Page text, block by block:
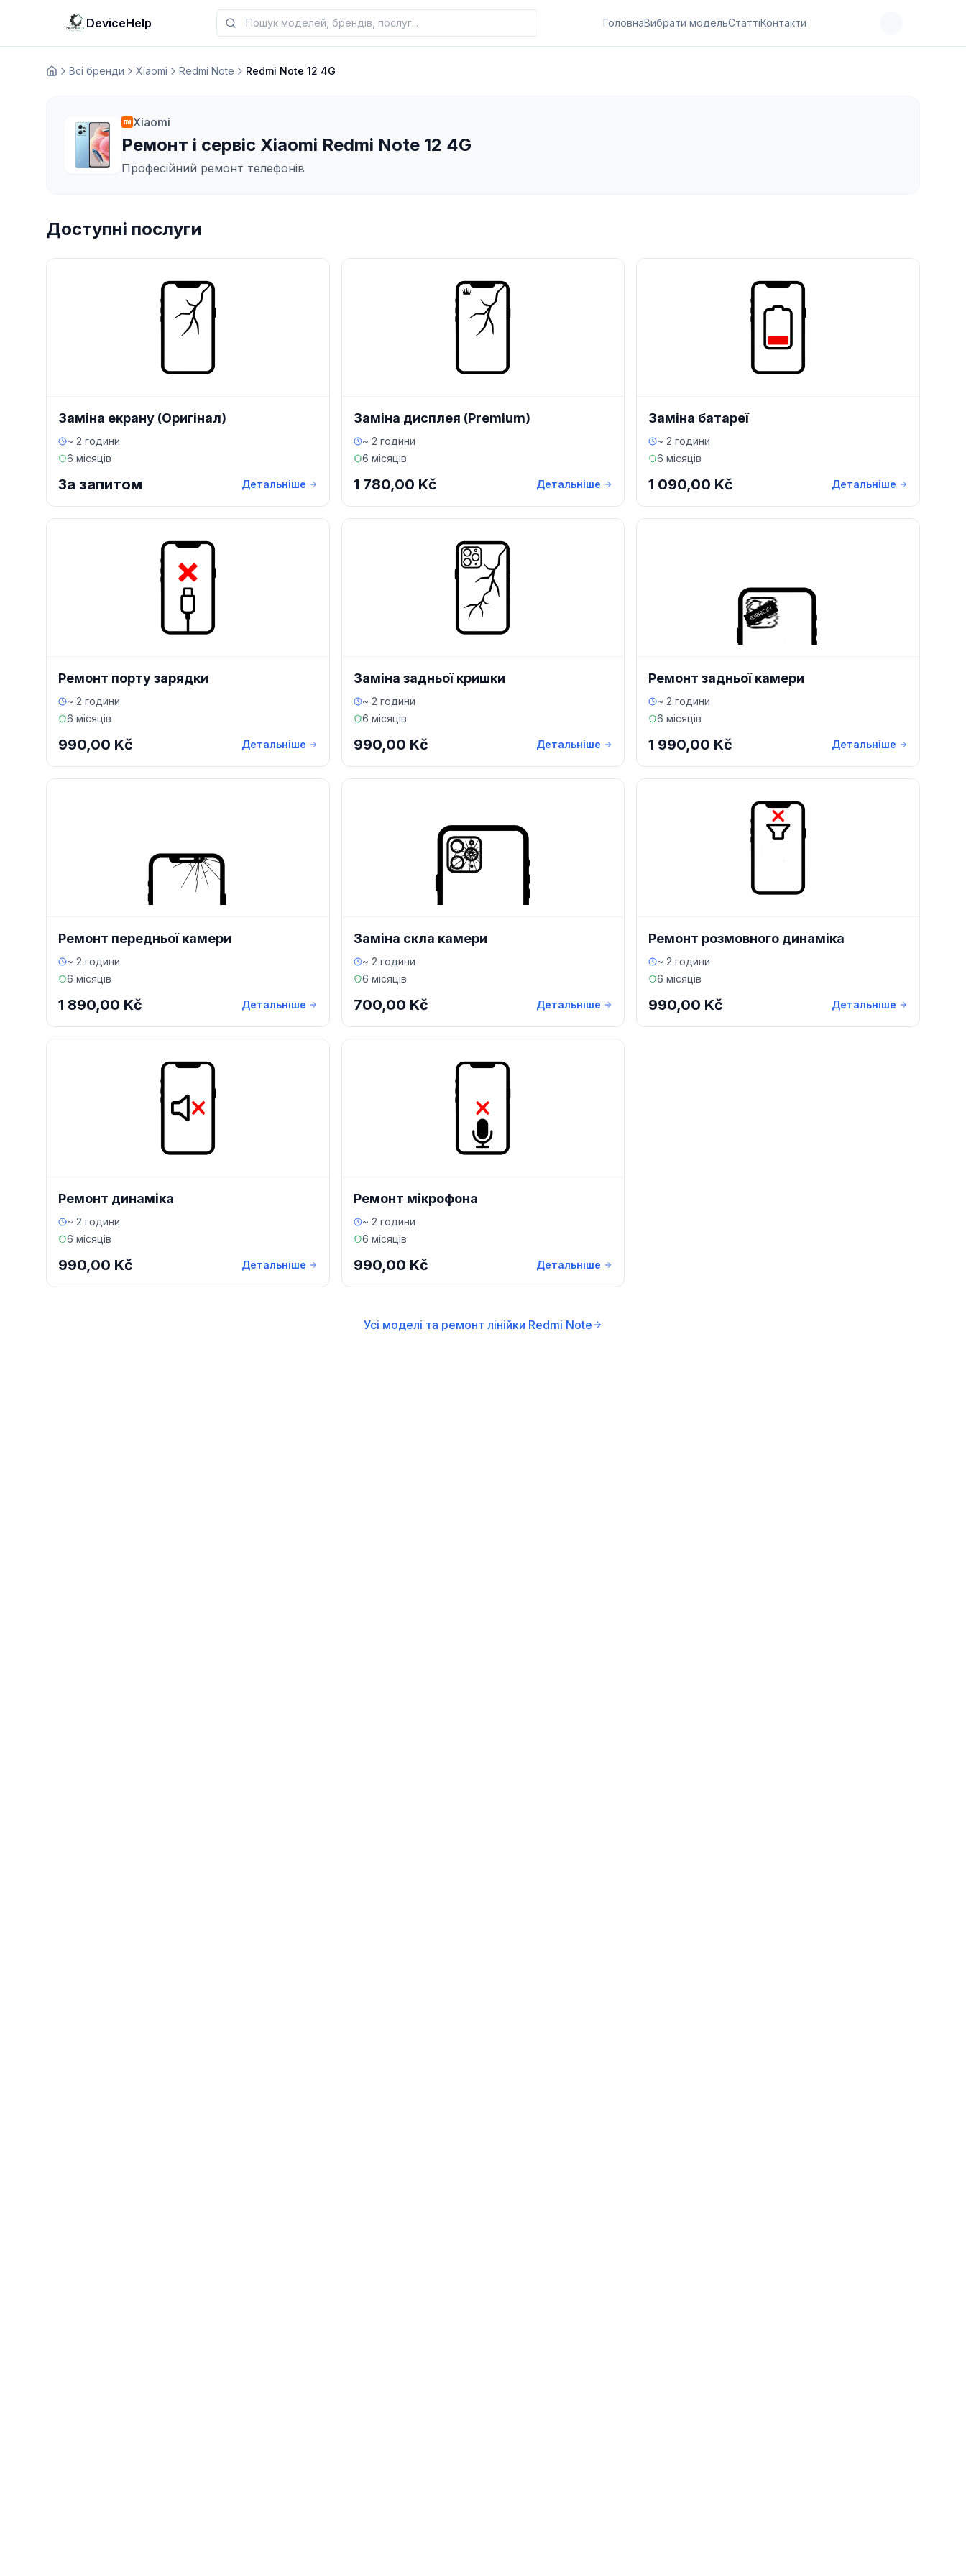
DeviceHelp ГоловнаВибрати модельСтаттіКонтакти
ДомашняВсі бренди Xiaomi Redmi Note Redmi Note 12 4G
Xiaomi
Ремонт і сервіс Xiaomi Redmi Note 12 4G
Професійний ремонт телефонів
Доступні послуги
Заміна екрану (Оригінал)
~ 2 години
6 місяців
За запитом Детальніше
Заміна дисплея (Premium)
~ 2 години
6 місяців
1 780,00 Kč Детальніше
Заміна батареї
~ 2 години
6 місяців
1 090,00 Kč Детальніше
Ремонт порту зарядки
~ 2 години
6 місяців
990,00 Kč Детальніше
Заміна задньої кришки
~ 2 години
6 місяців
990,00 Kč Детальніше
Ремонт задньої камери
~ 2 години
6 місяців
1 990,00 Kč Детальніше
Ремонт передньої камери
~ 2 години
6 місяців
1 890,00 Kč Детальніше
Заміна скла камери
~ 2 години
6 місяців
700,00 Kč Детальніше
Ремонт розмовного динаміка
~ 2 години
6 місяців
990,00 Kč Детальніше
Ремонт динаміка
~ 2 години
6 місяців
990,00 Kč Детальніше
Ремонт мікрофона
~ 2 години
6 місяців
990,00 Kč Детальніше
Усі моделі та ремонт лінійки Redmi Note